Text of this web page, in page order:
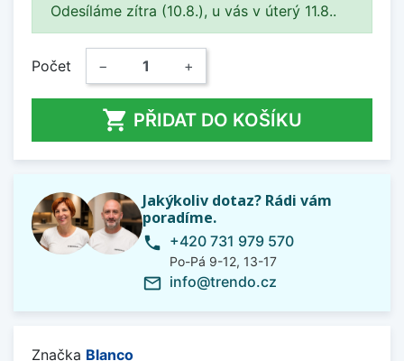
Odesíláme zítra (10.8.), u vás v úterý 11.8..
Počet − +
 PŘIDAT DO KOŠÍKU
Jakýkoliv dotaz? Rádi vám
poradíme.
phone +420 731 979 570
Po-Pá 9-12, 13-17
mail_outline info@trendo.cz
Značka Blanco